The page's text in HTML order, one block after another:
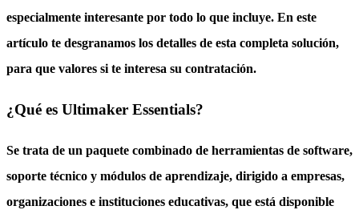
especialmente interesante por todo lo que incluye. En este
artículo te desgranamos los detalles de esta completa solución,
para que valores si te interesa su contratación.
¿Qué es Ultimaker Essentials?
Se trata de un paquete combinado de herramientas de software,
soporte técnico y módulos de aprendizaje, dirigido a empresas,
organizaciones e instituciones educativas, que está disponible